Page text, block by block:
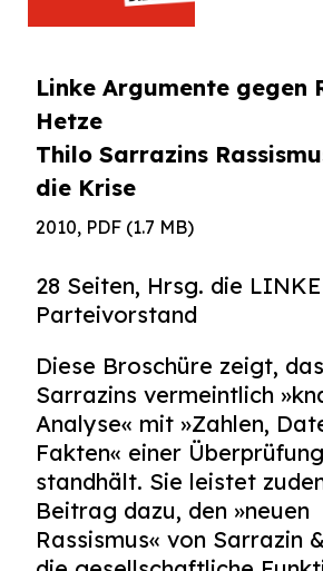
Linke Argumente gegen
Hetze
Thilo Sarrazins
die Krise
2010, PDF (1.7 MB)
28 Seiten, Hrsg. die LINKE
Parteivorstand
Diese Broschüre zeigt,
Sarrazins vermeintlich
Analyse« mit »Zahlen,
Fakten« einer
standhält. Sie leistet
Beitrag dazu, den »neuen
Rassismus« von Sarrazin